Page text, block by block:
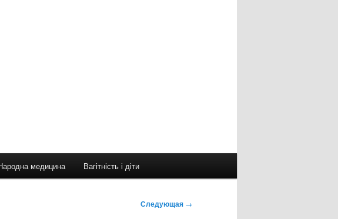
медицина Вагітність і діти
Следующая →